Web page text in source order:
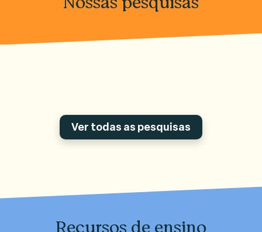
Ver todas as pesquisas